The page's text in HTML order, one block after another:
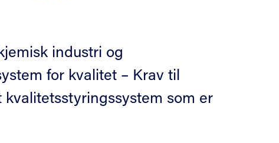
industri og
for kvalitet – Krav til
som er